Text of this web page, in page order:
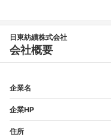
日東紡績株式会社
会社概要
企業名
企業HP
住所